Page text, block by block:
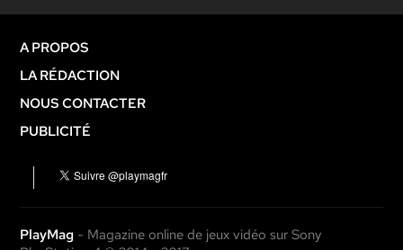
A PROPOS
LA RÉDACTION
NOUS CONTACTER
PUBLICITÉ
PlayMag - Magazine online de jeux vidéo sur Sony